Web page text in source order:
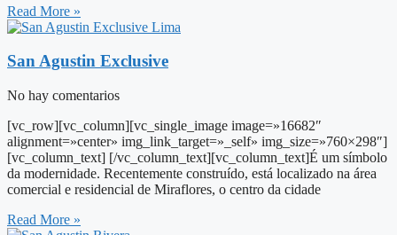
Read More »
San Agustin Exclusive
No hay comentarios
[vc_row][vc_column][vc_single_image image=»16682″
alignment=»center» img_link_target=»_self» img_size=»760×298″]
[vc_column_text] [/vc_column_text][vc_column_text]É um símbolo
da modernidade. Recentemente construído, está localizado na área
comercial e residencial de Miraflores, o centro da cidade
Read More »